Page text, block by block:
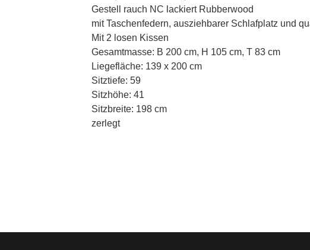
Gestell rauch NC lackiert Rubberwood
mit Taschenfedern, ausziehbarer Schlafplatz und
Mit 2 losen Kissen
Gesamtmasse: B 200 cm, H 105 cm, T 83 cm
Liegefläche: 139 x 200 cm
Sitztiefe: 59
Sitzhöhe: 41
Sitzbreite: 198 cm
zerlegt